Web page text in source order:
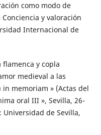
como modo de
y valoración
Internacional de
flamenca y copla
medieval a las
memoriam » (Actas del
oral III », Sevilla, 26-
Universidad de Sevilla,